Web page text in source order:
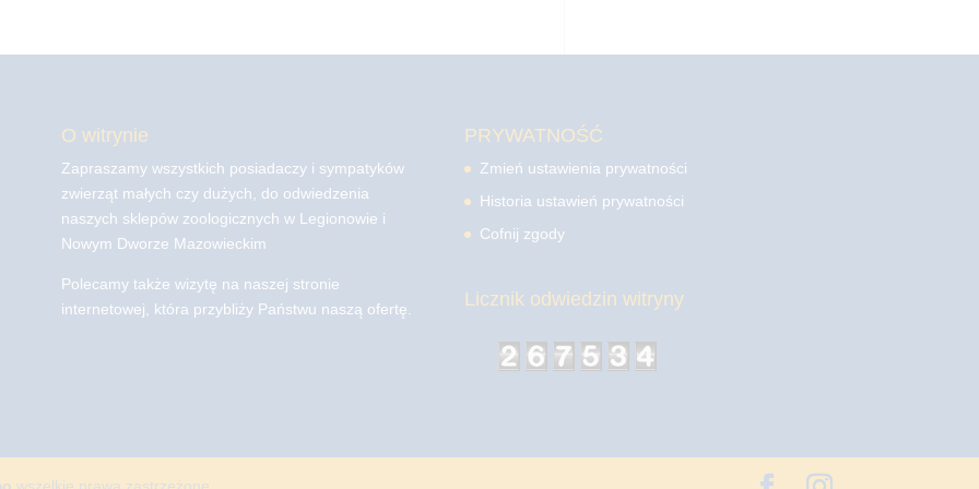
O witrynie
Zapraszamy wszystkich posiadaczy i sympatyków
zwierząt małych czy dużych, do odwiedzenia
naszych sklepów zoologicznych w Legionowie i
Nowym Dworze Mazowieckim
Polecamy także wizytę na naszej stronie
internetowej, która przybliży Państwu naszą ofertę.
PRYWATNOŚĆ
Zmień ustawienia prywatności
Historia ustawień prywatności
Cofnij zgody
Licznik odwiedzin witryny